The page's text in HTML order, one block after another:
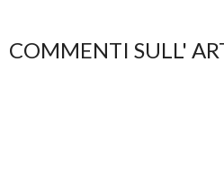
COMMENTI SULL'